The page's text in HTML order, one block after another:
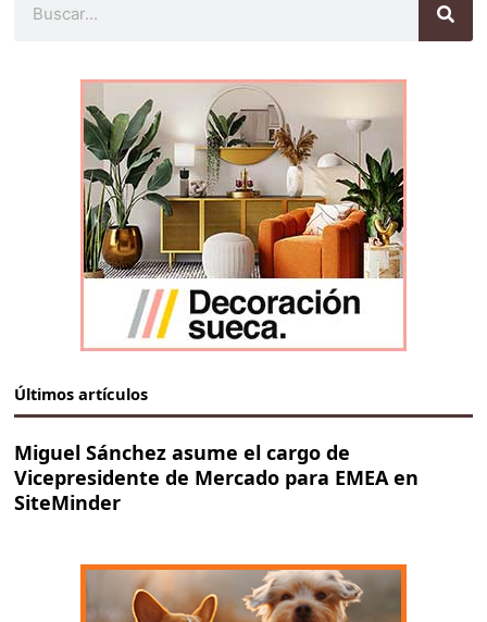
Últimos artículos
Miguel Sánchez asume el cargo de
Vicepresidente de Mercado para EMEA en
SiteMinder